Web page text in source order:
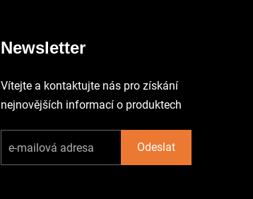
Newsletter
Vítejte a kontaktujte nás pro získání
nejnovějších informací o produktech
Odeslat